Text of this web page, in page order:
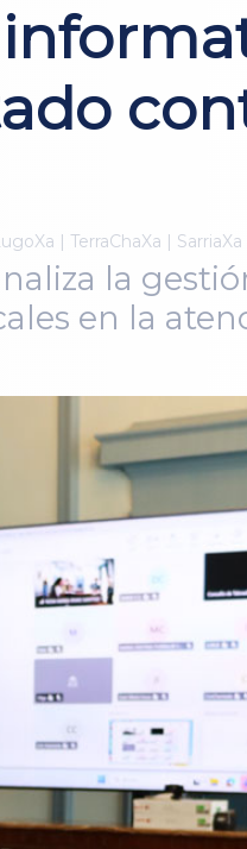
| TerraChaXa |
la
en la